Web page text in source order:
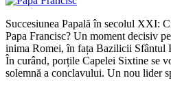
Succesiunea Papală în secolul XXI:
Papa Francisc? Un moment decisiv
inima Romei, în fața Bazilicii Sfântul
În curând, porțile Capelei Sixtine se
solemnă a conclavului. Un nou lider